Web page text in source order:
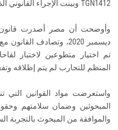
TGN1412 وبينت الإجراء القانوني الذي تم اتخذه حينذاك .
وأوضحت أن مصر أصدرت قانون
ديسمبر 2020، وتصادف
تم اختيار متطوعين لاختبار
المنظم للتجارب لم يتم إطلاقه
واستعرضت مواد القوانين التي
المبحوثين وضمان سلامتهم
والموافقة من المبحوث بالتجربة